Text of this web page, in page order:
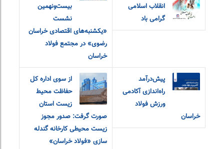
انقلاب اسلامی
گرامی باد
بیست‌ونهمین
نشست
«یکشنبه‌های اقتصادی خراسان
رضوی» در مجتمع فولاد
خراسان
پیش‌درآمد
راه‌اندازی آکادمی
ورزش فولاد
خراسان
از سوی اداره کل
حفاظت محیط
زیست استان
صورت گرفت: صدور مجوز
زیست محیطی کارخانه گندله
سازی «فولاد خراسان»